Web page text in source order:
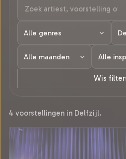
Wis
4 voorstellingen in Delfzijl.